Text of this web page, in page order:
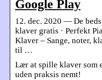
Google Play
12. dec. 2020 — De
klaver gratis · Perfekt
Klaver – Sange, noter,
til …
Lær at spille klaver som
uden praksis nemt!